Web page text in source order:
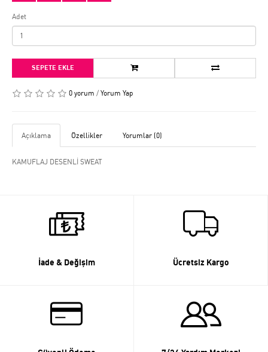
Adet
SEPETE EKLE
0 yorum / Yorum Yap
Açıklama Özellikler Yorumlar (0)
KAMUFLAJ DESENLİ SWEAT
İade & Değişim Ücretsiz Kargo